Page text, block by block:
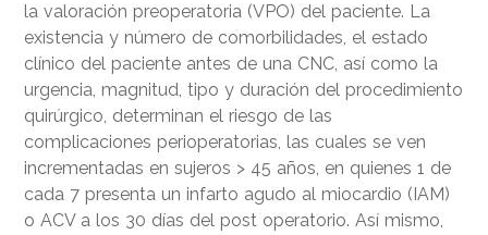
la valoración preoperatoria (VPO) del paciente. La
existencia y número de comorbilidades, el estado
clínico del paciente antes de una CNC, así como la
urgencia, magnitud, tipo y duración del procedimiento
quirúrgico, determinan el riesgo de las
complicaciones perioperatorias, las cuales se ven
incrementadas en sujeros > 45 años, en quienes 1 de
cada 7 presenta un infarto agudo al miocardio (IAM)
o ACV a los 30 días del post operatorio. Así mismo,